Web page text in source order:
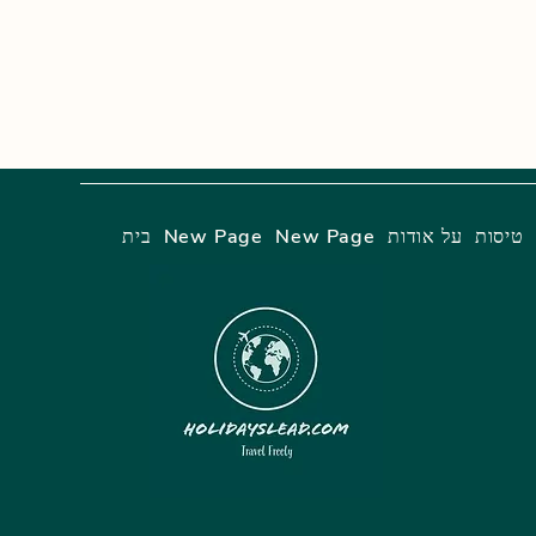
בית New Page New Page על אודות טיסות